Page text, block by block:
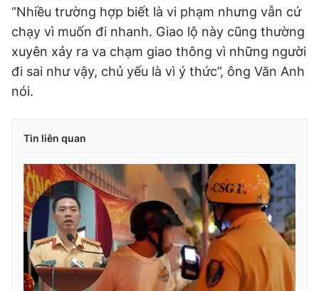
“Nhiều trường hợp biết là vi phạm nhưng vẫn cứ
chạy vì muốn đi nhanh. Giao lộ này cũng thường
xuyên xảy ra va chạm giao thông vì những người
đi sai như vậy, chủ yếu là vì ý thức”, ông Văn Anh
nói.
Tin liên quan